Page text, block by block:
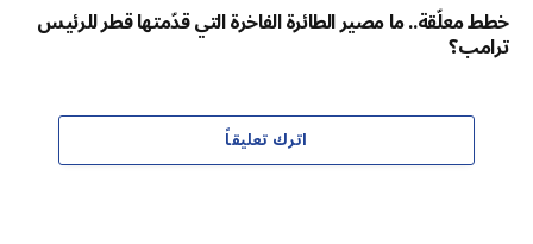
خطط معلّقة.. ما مصير الطائرة الفاخرة التي قدّمتها قطر للرئيس
ترامب؟
اترك تعليقاً